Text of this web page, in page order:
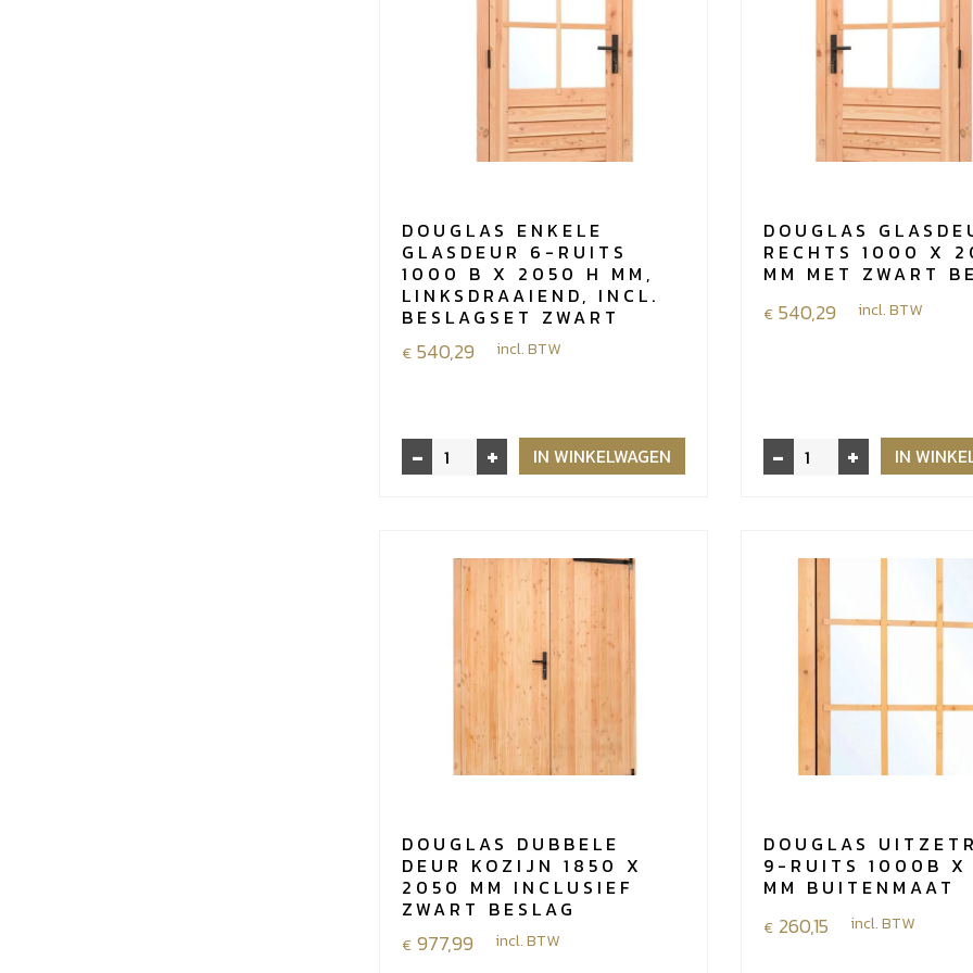
rechtsdraaiend
DOUGLAS ENKELE
GLASDEUR 6-RUITS
1000 B X 2050 H MM,
LINKSDRAAIEND, INCL.
BESLAGSET ZWART
€ 540,29 incl. BTW
-
Douglas
enkele
linksdraaiend,
aantal
+ IN WINKELWAGEN
DOUGLAS
RECHTS 1000 X
MM MET ZWART
€ 540,29 incl. BTW
-
Douglas
glasdeur
+ IN
DOUGLAS DUBBELE
DEUR KOZIJN 1850 X
2050 MM INCLUSIEF
ZWART BESLAG
€ 977,99 incl. BTW
DOUGLAS
9-RUITS 1000B X
MM BUITENMAAT
€ 260,15 incl. BTW